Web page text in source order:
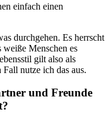
einfach einen
durchgehen. Es herrscht
Menschen es
gilt also als
nutze ich das aus.
und Freunde